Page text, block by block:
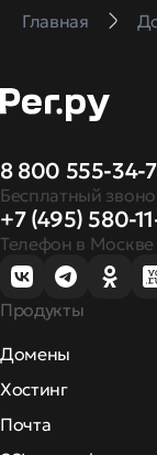
Главная
8 800 555-34-
Бесплатный
+7 (495) 580-
Телефон в Москве
Продукты
Домены
Хостинг
Почта